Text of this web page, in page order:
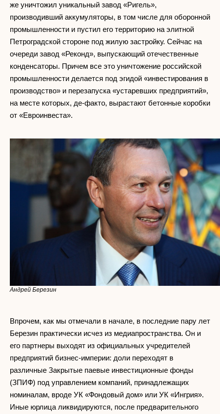
же уничтожил уникальный завод «Ригель»,
производивший аккумуляторы, в том числе для оборонной
промышленности и пустил его территорию на элитной
Петроградской стороне под жилую застройку. Сейчас на
очереди завод «Реконд», выпускающий отечественные
конденсаторы. Причем все это уничтожение российской
промышленности делается под эгидой «инвестирования в
производство» и перезапуска «устаревших предприятий»,
на месте которых, де-факто, вырастают бетонные коробки
от «Евроинвеста».
Андрей Березин
Впрочем, как мы отмечали в начале, в последние пару лет
Березин практически исчез из медиапространства. Он и
его партнеры выходят из официальных учредителей
предприятий бизнес-империи: доли переходят в
различные Закрытые паевые инвестиционные фонды
(ЗПИФ) под управлением компаний, принадлежащих
номиналам, вроде УК «Фондовый дом» или УК «Ингрия».
Иные юрлица ликвидируются, после предварительного